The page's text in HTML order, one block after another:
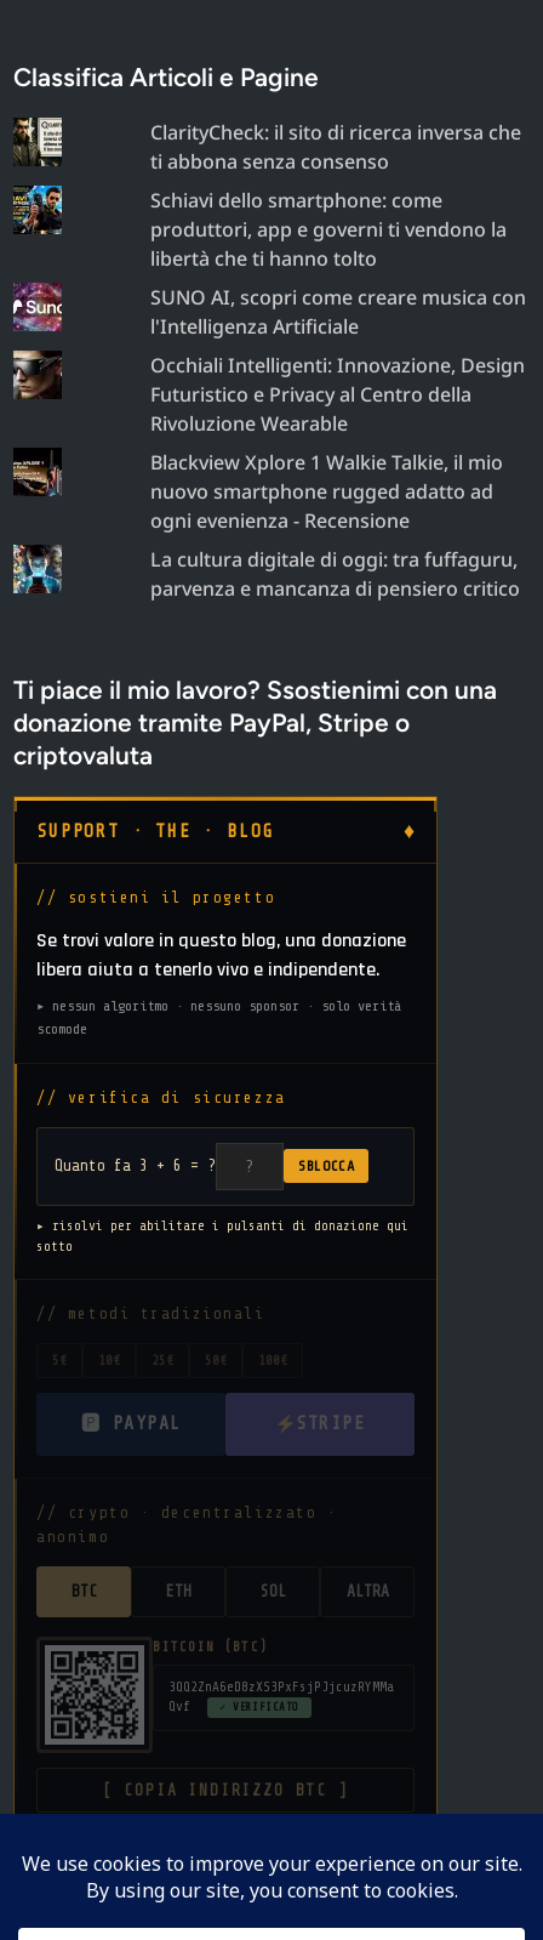
Classifica Articoli e Pagine
ClarityCheck: il sito di ricerca inversa che
ti abbona senza consenso
Schiavi dello smartphone: come
produttori, app e governi ti vendono la
libertà che ti hanno tolto
SUNO AI, scopri come creare musica con
l'Intelligenza Artificiale
Occhiali Intelligenti: Innovazione, Design
Futuristico e Privacy al Centro della
Rivoluzione Wearable
Blackview Xplore 1 Walkie Talkie, il mio
nuovo smartphone rugged adatto ad
ogni evenienza - Recensione
La cultura digitale di oggi: tra fuffaguru,
parvenza e mancanza di pensiero critico
Ti piace il mio lavoro? Ssostienimi con una
donazione tramite PayPal, Stripe o
criptovaluta
SUPPORT · THE · BLOG ♦
// sostieni il progetto
Se trovi valore in questo blog, una donazione
libera aiuta a tenerlo vivo e indipendente.
▸ nessun algoritmo · nessuno sponsor · solo verità
scomode
// verifica di sicurezza
Quanto fa 3 + 6 = ? SBLOCCA
▸ risolvi per abilitare i pulsanti di donazione qui
sotto
// metodi tradizionali
5€ 10€ 25€ 50€ 100€
🅿 PAYPAL STRIPE
// crypto · decentralizzato ·
anonimo
BTC ETH SOL ALTRA
BITCOIN (BTC)
3QQ2ZnA6eD8zXS3PxFsjPJjcuzRYMMa
Qvf
✓ VERIFICATO
[ COPIA INDIRIZZO BTC ]
donazione libera · nessuna commissione su crypto ·
privacy garantita